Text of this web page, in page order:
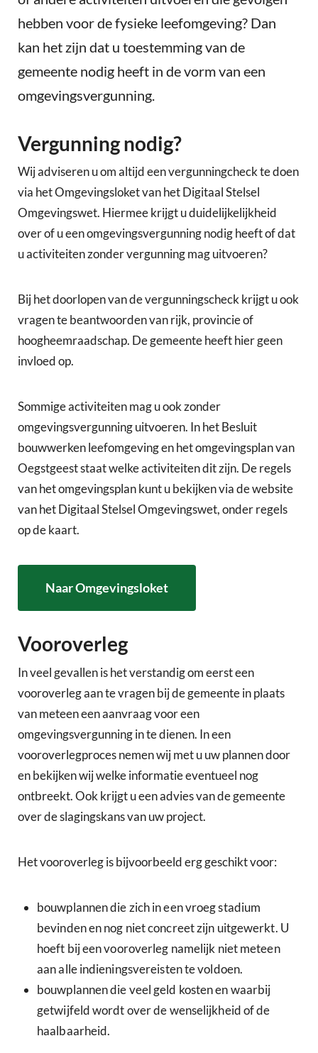
hebben voor de fysieke leefomgeving? Dan
kan het zijn dat u toestemming van de
gemeente nodig heeft in de vorm van een
omgevingsvergunning.
Vergunning nodig?
Wij adviseren u om altijd een vergunningcheck te doen
via het Omgevingsloket van het Digitaal Stelsel
Omgevingswet. Hiermee krijgt u duidelijkelijkheid
over of u een omgevingsvergunning nodig heeft of dat
u activiteiten zonder vergunning mag uitvoeren?
Bij het doorlopen van de vergunningscheck krijgt u ook
vragen te beantwoorden van rijk, provincie of
hoogheemraadschap. De gemeente heeft hier geen
invloed op.
Sommige activiteiten mag u ook zonder
omgevingsvergunning uitvoeren. In het Besluit
bouwwerken leefomgeving en het omgevingsplan van
Oegstgeest staat welke activiteiten dit zijn. De regels
van het omgevingsplan kunt u bekijken via de website
van het Digitaal Stelsel Omgevingswet, onder regels
op de kaart.
Naar Omgevingsloket
Vooroverleg
In veel gevallen is het verstandig om eerst een
vooroverleg aan te vragen bij de gemeente in plaats
van meteen een aanvraag voor een
omgevingsvergunning in te dienen. In een
vooroverlegproces nemen wij met u uw plannen door
en bekijken wij welke informatie eventueel nog
ontbreekt. Ook krijgt u een advies van de gemeente
over de slagingskans van uw project.
Het vooroverleg is bijvoorbeeld erg geschikt voor:
bouwplannen die zich in een vroeg stadium
bevinden en nog niet concreet zijn uitgewerkt. U
hoeft bij een vooroverleg namelijk niet meteen
aan alle indieningsvereisten te voldoen.
bouwplannen die veel geld kosten en waarbij
getwijfeld wordt over de wenselijkheid of de
haalbaarheid.